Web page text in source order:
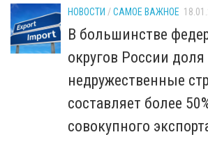
НОВОСТИ /САМОЕ ВАЖНОЕ
В большинстве
округов России доля
недружественные
составляет более
совокупного